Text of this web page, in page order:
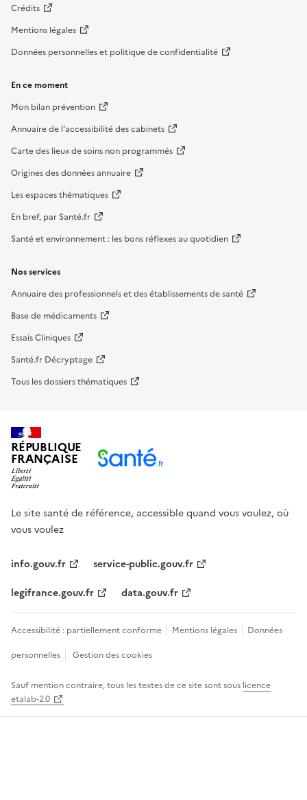
Crédits
Mentions légales
Données personnelles et politique de confidentialité
En ce moment
Mon bilan prévention
Annuaire de l'accessibilité des cabinets
Carte des lieux de soins non programmés
Origines des données annuaire
Les espaces thématiques
En bref, par Santé.fr
Santé et environnement : les bons réflexes au quotidien
Nos services
Annuaire des professionnels et des établissements de santé
Base de médicaments
Essais Cliniques
Santé.fr Décryptage
Tous les dossiers thématiques
RÉPUBLIQUE
FRANÇAISE
Le site santé de référence, accessible quand vous voulez, où
vous voulez
info.gouv.fr
service-public.gouv.fr
legifrance.gouv.fr
data.gouv.fr
Accessibilité : partiellement conforme Mentions légales
Données
personnelles
Gestion des cookies
Sauf mention contraire, tous les textes de ce site sont sous licence
etalab-2.0